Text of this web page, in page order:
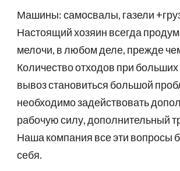
Машины: самосвалы, газели
Настоящий хозяин всегда
мелочи, в любом деле, прежде
Количество отходов при больших
вывоз становиться большой
необходимо задействовать
рабочую силу, дополнительный
Наша компания все эти вопросы
себя.